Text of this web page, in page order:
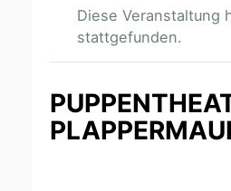
Diese Veranstaltung
stattgefunden.